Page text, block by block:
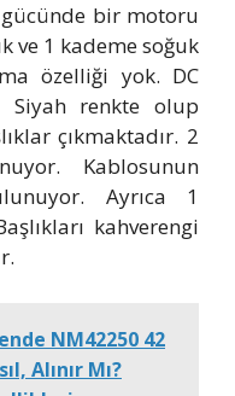
bir motoru
ve 1 kademe soğuk
özelliği yok. DC
renkte olup
çıkmaktadır. 2
Kablosunun
Ayrıca 1
kahverengi
NM42250 42
Alınır Mı?